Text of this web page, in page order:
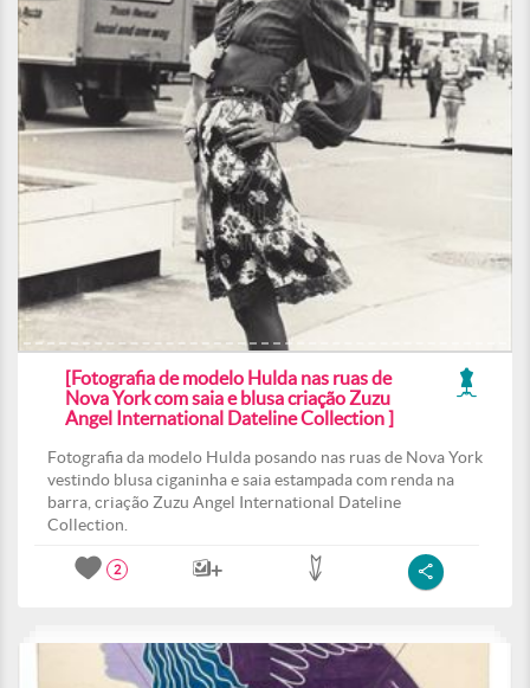
[Fotografia de modelo Hulda nas ruas de
Nova York com saia e blusa criação Zuzu
Angel International Dateline Collection ]
Fotografia da modelo Hulda posando nas ruas de Nova York
vestindo blusa ciganinha e saia estampada com renda na
barra, criação Zuzu Angel International Dateline
Collection.
2